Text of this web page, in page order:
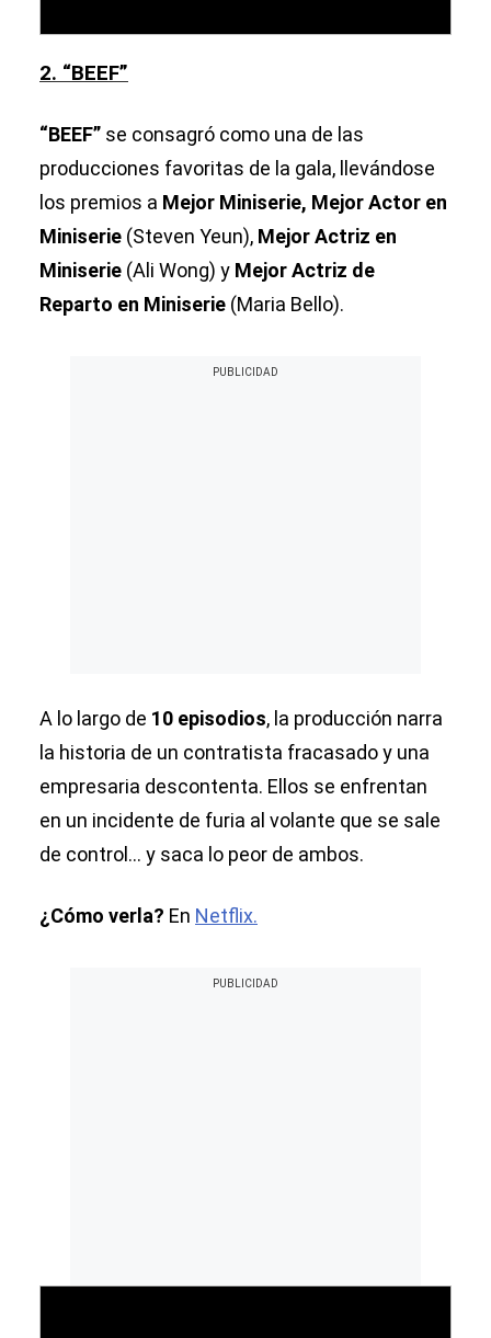
2. “BEEF”
“BEEF” se consagró como una de las
producciones favoritas de la gala, llevándose
los premios a Mejor Miniserie, Mejor Actor en
Miniserie (Steven Yeun), Mejor Actriz en
Miniserie (Ali Wong) y Mejor Actriz de
Reparto en Miniserie (Maria Bello).
A lo largo de 10 episodios, la producción narra
la historia de un contratista fracasado y una
empresaria descontenta. Ellos se enfrentan
en un incidente de furia al volante que se sale
de control... y saca lo peor de ambos.
¿Cómo verla? En Netflix.